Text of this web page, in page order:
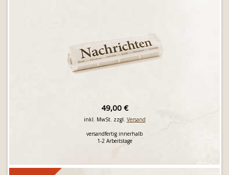
49,00 €
inkl. MwSt. zzgl. Versand
versandfertig innerhalb
1-2 Arbeitstage